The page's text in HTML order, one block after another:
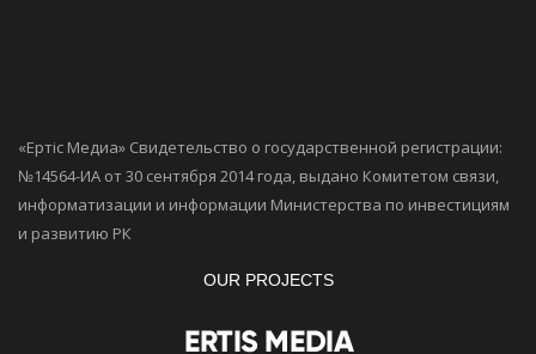
«Ертiс Медиа» Свидетельство о государственной регистрации:
№14564-ИА от 30 сентября 2014 года, выдано Комитетом связи,
информатизации и информации Министерства по инвестициям
и развитию РК
OUR PROJECTS